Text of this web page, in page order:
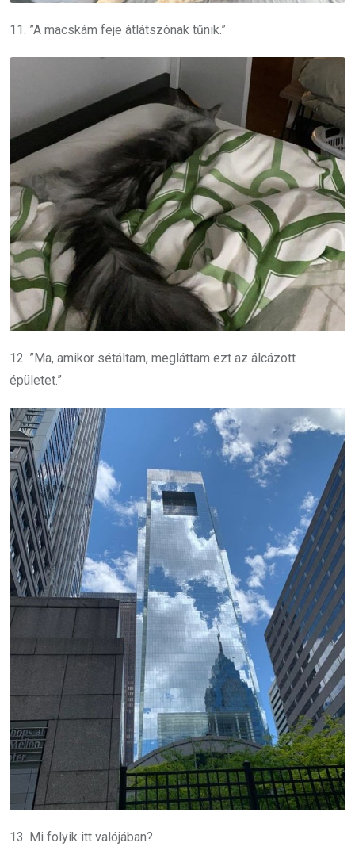
11. ”A macskám feje átlátszónak tűnik.”
12. ”Ma, amikor sétáltam, megláttam ezt az álcázott
épületet.”
13. Mi folyik itt valójában?